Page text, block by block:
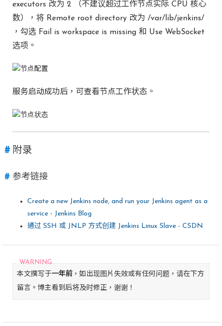
executors 改为 2 （不建议超过工作节点实际 CPU 核心
数），将 Remote root directory 改为 /var/lib/jenkins/
，勾选 Fail is workspace is missing 和 Use WebSocket
选项。
服务启动成功后，可查看节点工作状态。
附录
参考链接
Create a new Jenkins node, and run your Jenkins agent as a
service - Jenkins Blog
通过 SSH 或 JNLP 方式创建 Jenkins Linux Slave - CSDN
本文撰写于一年前 ，如出现图片失效或有任何问题，请在下方
留言。博主看到后将及时修正，谢谢！